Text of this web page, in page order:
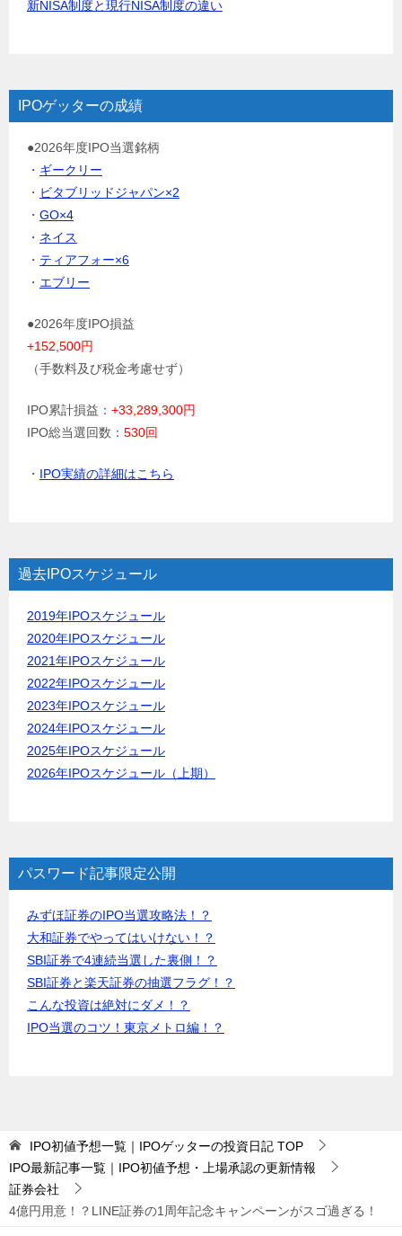
新NISA制度と現行NISA制度の違い
IPOゲッターの成績
●2026年度IPO当選銘柄
・ ギークリー
・ ビタブリッドジャパン×2
・ GO×4
・ ネイス
・ ティアフォー×6
・ エブリー
●2026年度IPO損益
+152,500円
（手数料及び税金考慮せず）
IPO累計損益： +33,289,300円
IPO総当選回数： 530回
・ IPO実績の詳細はこちら
過去IPOスケジュール
2019年IPOスケジュール
2020年IPOスケジュール
2021年IPOスケジュール
2022年IPOスケジュール
2023年IPOスケジュール
2024年IPOスケジュール
2025年IPOスケジュール
2026年IPOスケジュール（上期）
パスワード記事限定公開
みずほ証券のIPO当選攻略法！？
大和証券でやってはいけない！？
SBI証券で4連続当選した裏側！？
SBI証券と楽天証券の抽選フラグ！？
こんな投資は絶対にダメ！？
IPO当選のコツ！東京メトロ編！？
IPO初値予想一覧｜IPOゲッターの投資日記 TOP
IPO最新記事一覧｜IPO初値予想・上場承認の更新情報
証券会社
4億円用意！？LINE証券の1周年記念キャンペーンがスゴ過ぎる！